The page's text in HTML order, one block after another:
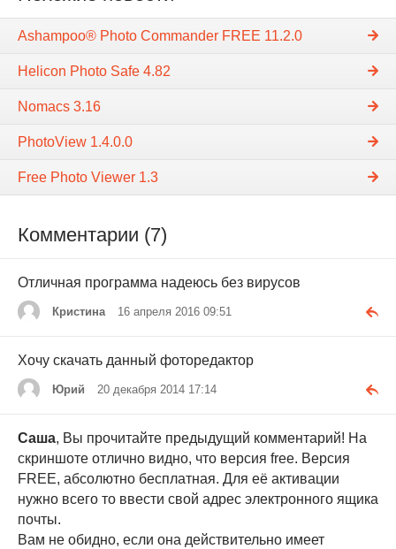
Ashampoo® Photo Commander FREE 11.2.0
Helicon Photo Safe 4.82
Nomacs 3.16
PhotoView 1.4.0.0
Free Photo Viewer 1.3
Комментарии (7)
Отличная программа надеюсь без вирусов
Кристина 16 апреля 2016 09:51
Хочу скачать данный фоторедактор
Юрий 20 декабря 2014 17:14
Саша, Вы прочитайте предыдущий комментарий! На
скриншоте отлично видно, что версия free. Версия
FREE, абсолютно бесплатная. Для её активации
нужно всего то ввести свой адрес электронного ящика
почты.
Вам не обидно, если она действительно имеет